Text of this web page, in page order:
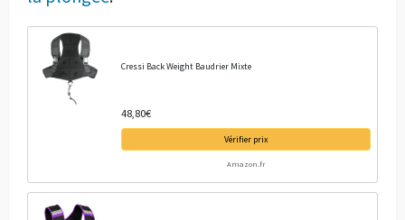
Cressi Back Weight Baudrier Mixte
48,80€
Vérifier prix
Amazon.fr